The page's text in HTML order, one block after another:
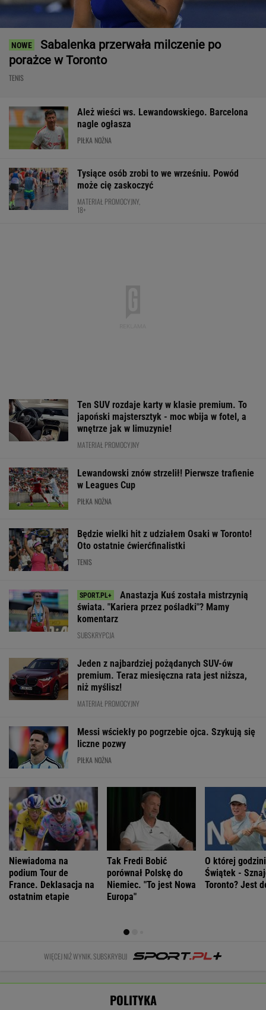
Sabalenka przerwała milczenie po
porażce w Toronto
TENIS
Ależ wieści ws. Lewandowskiego. Barcelona
nagle ogłasza
PIŁKA NOŻNA
Tysiące osób zrobi to we wrześniu. Powód
może cię zaskoczyć
MATERIAŁ PROMOCYJNY,
18+
Ten SUV rozdaje karty w klasie premium. To
japoński majstersztyk - moc wbija w fotel, a
wnętrze jak w limuzynie!
MATERIAŁ PROMOCYJNY
Lewandowski znów strzelił! Pierwsze trafienie
w Leagues Cup
PIŁKA NOŻNA
Będzie wielki hit z udziałem Osaki w Toronto!
Oto ostatnie ćwierćfinalistki
TENIS
Anastazja Kuś została mistrzynią
świata. "Kariera przez pośladki"? Mamy
komentarz
SUBSKRYPCJA
Jeden z najbardziej pożądanych SUV-ów
premium. Teraz miesięczna rata jest niższa,
niż myślisz!
MATERIAŁ PROMOCYJNY
Messi wściekły po pogrzebie ojca. Szykują się
liczne pozwy
PIŁKA NOŻNA
Niewiadoma na
podium Tour de
France. Deklasacja na
ostatnim etapie
Tak Fredi Bobić
porównał Polskę do
Niemiec. "To jest Nowa
Europa"
O której
Świątek -
Toronto? Jest
WIĘCEJ NIŻ WYNIK. SUBSKRYBUJ
POLITYKA